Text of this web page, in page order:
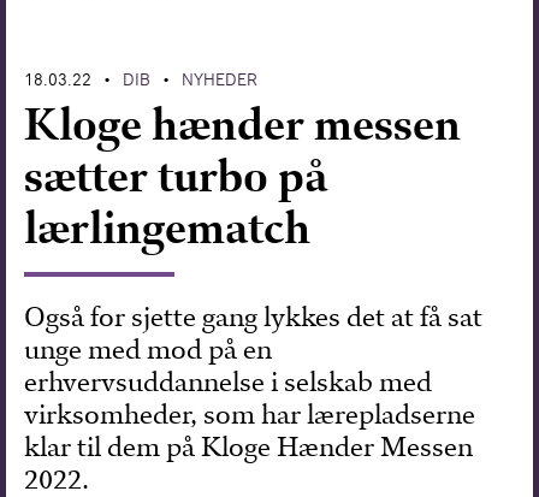
18.03.22 • DIB • NYHEDER
Kloge hænder messen
sætter turbo på
lærlingematch
Også for sjette gang lykkes det at få sat
unge med mod på en
erhvervsuddannelse i selskab med
virksomheder, som har lærepladserne
klar til dem på Kloge Hænder Messen
2022.